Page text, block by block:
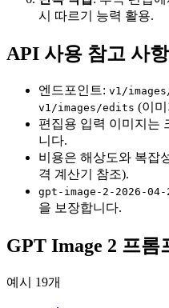
시 따르기 능력 활용.
API 사용 참고 사항
엔드포인트: v1/
v1/images/edits (이
편집용 입력 이미지는
니다.
비용은 해상도와 복잡
격 계산기 참조).
gpt-image-2-2026-04-
을 보장합니다.
GPT Image 2 프롬
예시 19개